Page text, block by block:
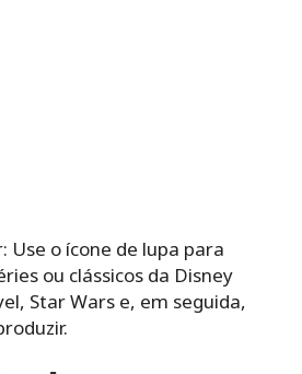
Use o ícone de lupa para
ou clássicos da Disney
Star Wars e, em seguida,